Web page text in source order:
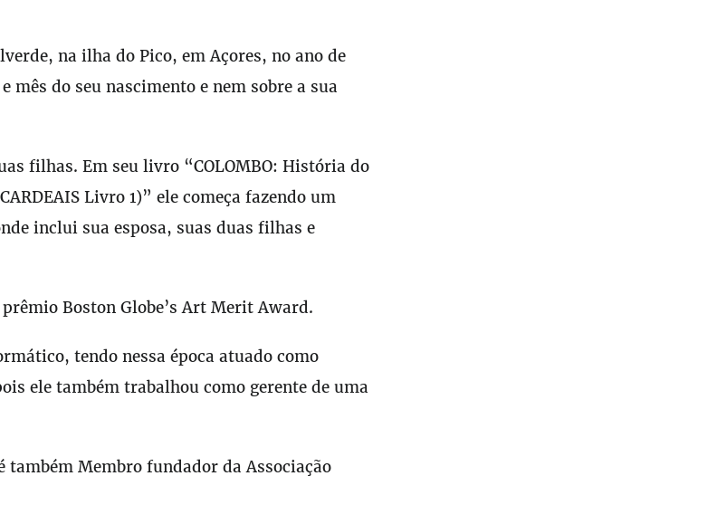
na ilha do Pico, em Açores, no ano de
mês do seu nascimento e nem sobre a sua
filhas. Em seu livro “COLOMBO: História do
Livro 1)” ele começa fazendo um
inclui sua esposa, suas duas filhas e
Boston Globe’s Art Merit Award.
tendo nessa época atuado como
ele também trabalhou como gerente de uma
também Membro fundador da Associação